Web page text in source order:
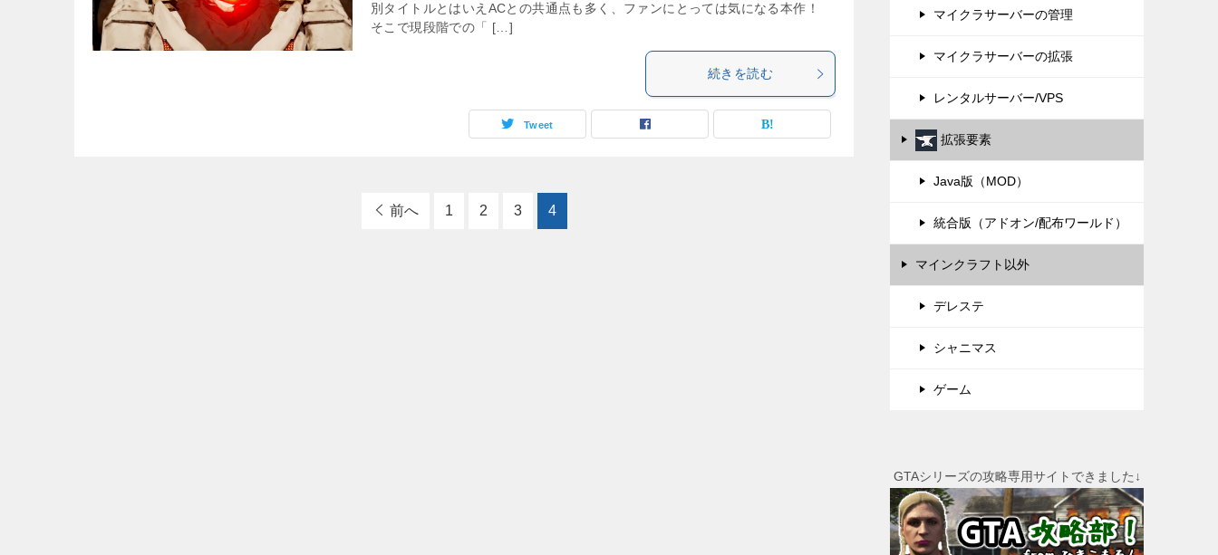
別タイトルとはいえACとの共通点も多く、ファンにとっては気になる本作！
そこで現段階での「 […]
続きを読む
Tweet
前へ 1 2 3 4
マイクラサーバーの管理
マイクラサーバーの拡張
レンタルサーバー/VPS
拡張要素
Java版（MOD）
統合版（アドオン/配布ワールド）
マインクラフト以外
デレステ
シャニマス
ゲーム
GTAシリーズの攻略専用サイトできました↓